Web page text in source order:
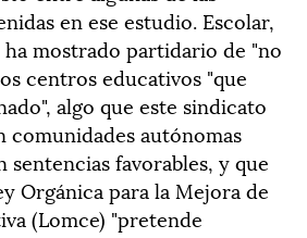
en ese estudio. Escolar,
mostrado partidario de "no
centros educativos "que
algo que este sindicato
comunidades autónomas
sentencias favorables, y que
Orgánica para la Mejora de
(Lomce) "pretende